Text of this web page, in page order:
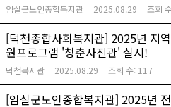
임실군노인종합복지관 2025.08.29 조회
[덕천종합사회복지관] 2025년 지
원프로그램 '청춘사진관' 실시!
덕천복지관 2025.08.29 조회 수: 117
[임실군노인종합복지관] 2025년